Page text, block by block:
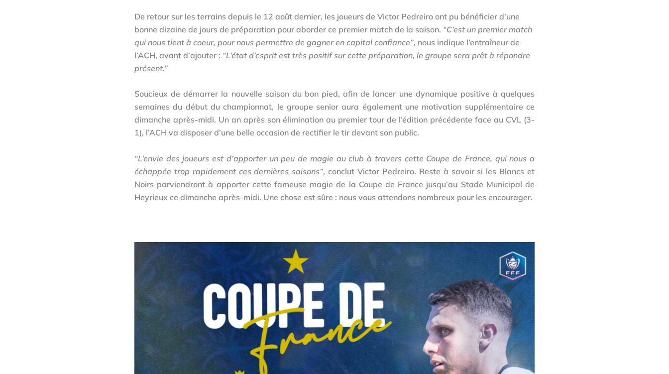
De retour sur les terrains depuis le 12 août dernier, les joueurs de Victor Pedreiro ont pu bénéficier d’une
bonne dizaine de jours de préparation pour aborder ce premier match de la saison. “C’est un premier match
qui nous tient à coeur, pour nous permettre de gagner en capital confiance”, nous indique l’entraîneur de
l’ACH, avant d’ajouter : “L’état d’esprit est très positif sur cette préparation, le groupe sera prêt à répondre
présent.”
Soucieux de démarrer la nouvelle saison du bon pied, afin de lancer une dynamique positive à quelques
semaines du début du championnat, le groupe senior aura également une motivation supplémentaire ce
dimanche après-midi. Un an après son élimination au premier tour de l’édition précédente face au CVL (3-
1), l’ACH va disposer d’une belle occasion de rectifier le tir devant son public.
“L’envie des joueurs est d’apporter un peu de magie au club à travers cette Coupe de France, qui nous a
échappée trop rapidement ces dernières saisons”, conclut Victor Pedreiro. Reste à savoir si les Blancs et
Noirs parviendront à apporter cette fameuse magie de la Coupe de France jusqu’au Stade Municipal de
Heyrieux ce dimanche après-midi. Une chose est sûre : nous vous attendons nombreux pour les encourager.